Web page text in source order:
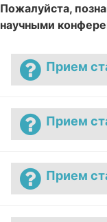
Пожалуйста,
научными
Прием
Прием
Прием